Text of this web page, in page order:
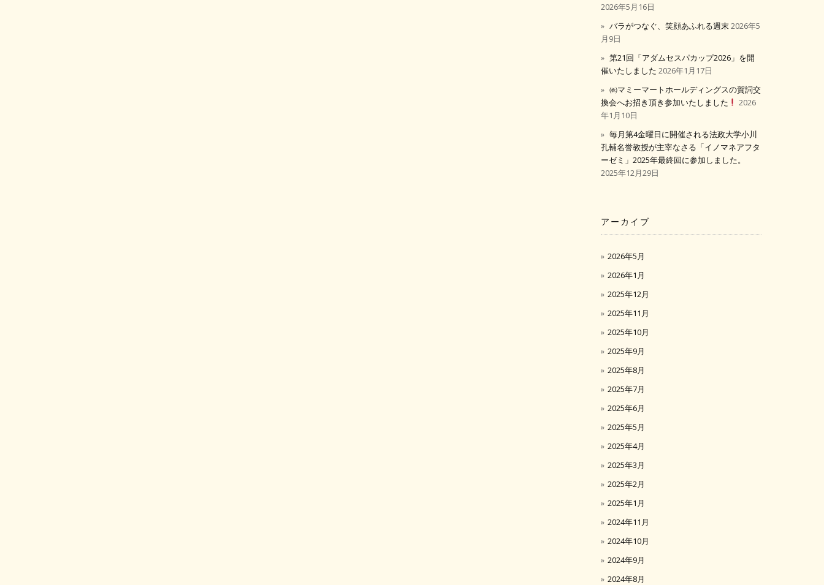
2026年5月16日
バラがつなぐ、笑顔あふれる週末2026年5
月9日
第21回「アダムセスパカップ2026」を開
催いたしました 2026年1月17日
㈱マミーマートホールディングスの賀詞交
換会へお招き頂き参加いたしました
2026
年1月10日
毎月第4金曜日に開催される法政大学小川
孔輔名誉教授が主宰なさる「イノマネアフタ
ーゼミ」2025年最終回に参加しました。
2025年12月29日
アーカイブ
2026年5月
2026年1月
2025年12月
2025年11月
2025年10月
2025年9月
2025年8月
2025年7月
2025年6月
2025年5月
2025年4月
2025年3月
2025年2月
2025年1月
2024年11月
2024年10月
2024年9月
2024年8月